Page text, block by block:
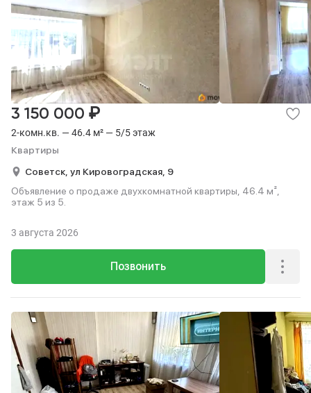
2-комн.кв. — 46.4 м² — 5/5 этаж
Квартиры
3 150 000 ₽
Советск, ул Кировоградская, 9
Объявление о продаже двухкомнатной квартиры, 46.4 м²,
этаж 5 из 5.
Позвонить
3 августа 2026